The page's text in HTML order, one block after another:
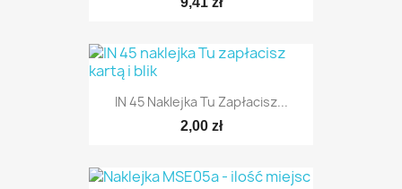
IN 45 Naklejka Tu Zapłacisz...
2,00 zł